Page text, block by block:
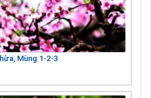
Mùng 1-2-3